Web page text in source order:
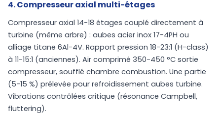
4. Compresseur axial multi-étages
Compresseur axial 14-18 étages couplé directement à
turbine (même arbre) : aubes acier inox 17-4PH ou
alliage titane 6Al-4V. Rapport pression 18-23:1 (H-class)
à 11-15:1 (anciennes). Air comprimé 350-450 °C sortie
compresseur, soufflé chambre combustion. Une partie
(5-15 %) prélevée pour refroidissement aubes turbine.
Vibrations contrôlées critique (résonance Campbell,
fluttering).